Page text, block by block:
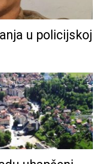
u policijskoj